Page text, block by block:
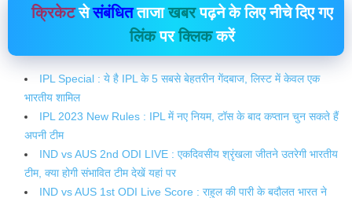
क्रिकेटसेसंबंधितताजाखबरपढ़ने के लिए नीचे दिए गए
लिंकपरक्लिककरें
IPL Special : ये है IPL के 5 सबसे बेहतरीन गेंदबाज, लिस्ट में केवल एक
भारतीय शामिल
IPL 2023 New Rules : IPL में नए नियम, टॉस के बाद कप्तान चुन सकते हैं
अपनी टीम
IND vs AUS 2nd ODI LIVE : एकदिवसीय श्रृंखला जीतने उतरेगी भारतीय
टीम, क्या होगी संभावित टीम देखें यहां पर
IND vs AUS 1st ODI Live Score : राहुल की पारी के बदौलत भारत ने